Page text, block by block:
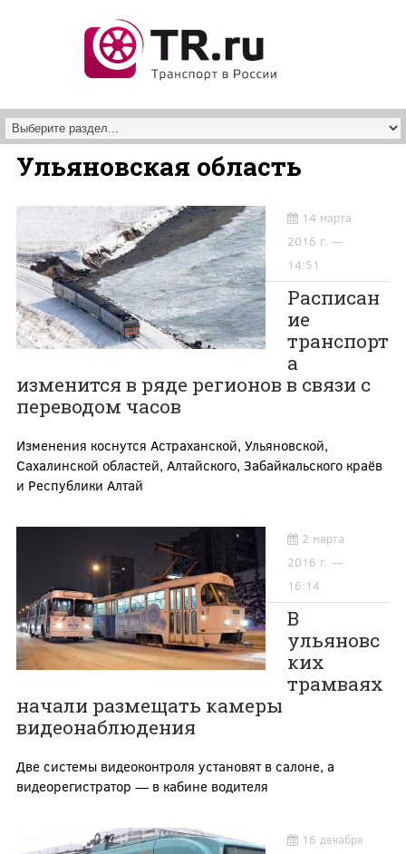
Ульяновская область
14 марта
2016 г. —
14:51
Расписан
ие
транспорт
а
изменится в ряде регионов в связи с
переводом часов
Изменения коснутся Астраханской, Ульяновской,
Сахалинской областей, Алтайского, Забайкальского краёв
и Республики Алтай
2 марта
2016 г. —
16:14
В
ульяновс
ких
трамваях
начали размещать камеры
видеонаблюдения
Две системы видеоконтроля установят в салоне, а
видеорегистратор — в кабине водителя
16 декабря